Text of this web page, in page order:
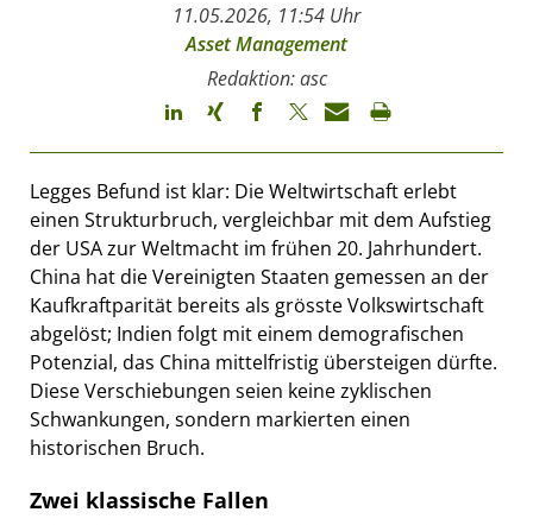
11.05.2026, 11:54 Uhr
Asset Management
Redaktion: asc
Legges Befund ist klar: Die Weltwirtschaft erlebt
einen Strukturbruch, vergleichbar mit dem Aufstieg
der USA zur Weltmacht im frühen 20. Jahrhundert.
China hat die Vereinigten Staaten gemessen an der
Kaufkraftparität bereits als grösste Volkswirtschaft
abgelöst; Indien folgt mit einem demografischen
Potenzial, das China mittelfristig übersteigen dürfte.
Diese Verschiebungen seien keine zyklischen
Schwankungen, sondern markierten einen
historischen Bruch.
Zwei klassische Fallen